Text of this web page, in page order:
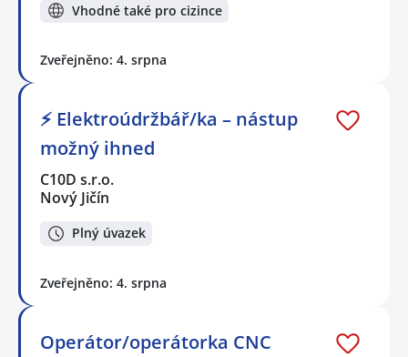
Vhodné také pro cizince
Zveřejněno: 4. srpna
⚡ Elektroúdržbář/ka – nástup
možný ihned
C10D s.r.o.
Nový Jičín
Plný úvazek
Zveřejněno: 4. srpna
Operátor/operátorka CNC